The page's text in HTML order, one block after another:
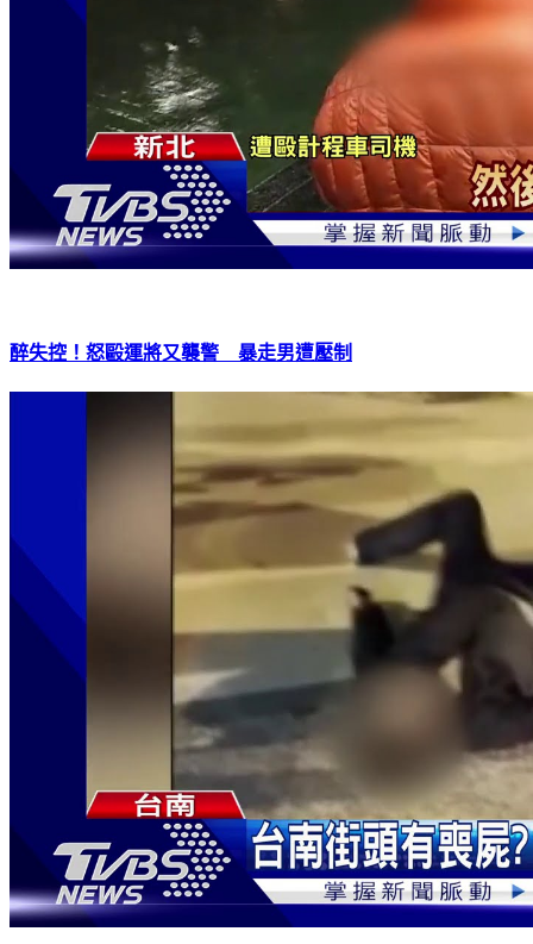
醉失控！怒毆運將又襲警 暴走男遭壓制